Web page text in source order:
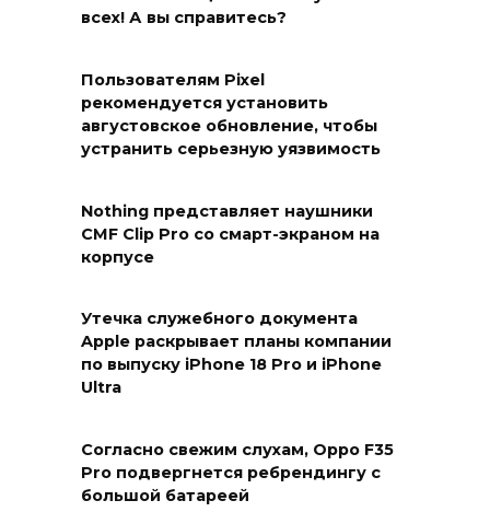
всех! А вы справитесь?
Пользователям Pixel
рекомендуется установить
августовское обновление, чтобы
устранить серьезную уязвимость
Nothing представляет наушники
CMF Clip Pro со смарт-экраном на
корпусе
Утечка служебного документа
Apple раскрывает планы компании
по выпуску iPhone 18 Pro и iPhone
Ultra
Согласно свежим слухам, Oppo F35
Pro подвергнется ребрендингу с
большой батареей